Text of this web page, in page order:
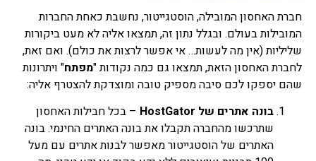
חברת האחסון המובילה, הוסטגייטור, נחשבת כאחת החברות
המובילות בעולם. ובגלל נתון זה, תמצאו אליה לא מעט ביקורות
שליליות (אין מה לעשות… אי אפשר לרצות את כולם). ואם זאת,
לחברת האחסון הזאת, תמצאו גם כמה נקודות "מפתח" ויתרונות
שהם יספקו לכם סיבה מספיק טובה ומוצדקת להצטרף אליה:
בונה אתרים של HostGator – בכל חבילות האחסון
שתרכשו מהחברה תקבלו את בונה האתרים החינמי. בונה
האתרים של הוסטגייטור מאפשר לבנות אתרים עם מעל